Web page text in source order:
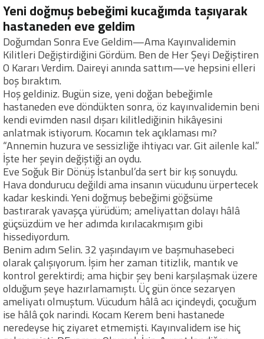
Yeni doğmuş bebeğimi kucağımda taşıyarak
hastaneden eve geldim
Doğumdan Sonra Eve Geldim—Ama Kayınvalidemin
Kilitleri Değiştirdiğini Gördüm. Ben de Her Şeyi Değiştiren
O Kararı Verdim. Daireyi anında sattım—ve hepsini elleri
boş bıraktım.
Hoş geldiniz. Bugün size, yeni doğan bebeğimle
hastaneden eve döndükten sonra, öz kayınvalidemin beni
kendi evimden nasıl dışarı kilitlediğinin hikâyesini
anlatmak istiyorum. Kocamın tek açıklaması mı?
“Annemin huzura ve sessizliğe ihtiyacı var. Git ailenle kal.”
İşte her şeyin değiştiği an oydu.
Eve Soğuk Bir Dönüş İstanbul’da sert bir kış sonuydu.
Hava dondurucu değildi ama insanın vücudunu ürpertecek
kadar keskindi. Yeni doğmuş bebeğimi göğsüme
bastırarak yavaşça yürüdüm; ameliyattan dolayı hâlâ
güçsüzdüm ve her adımda kırılacakmışım gibi
hissediyordum.
Benim adım Selin. 32 yaşındayım ve başmuhasebeci
olarak çalışıyorum. İşim her zaman titizlik, mantık ve
kontrol gerektirdi; ama hiçbir şey beni karşılaşmak üzere
olduğum şeye hazırlamamıştı. Üç gün önce sezaryen
ameliyatı olmuştum. Vücudum hâlâ acı içindeydi, çocuğum
ise hâlâ çok narindi. Kocam Kerem beni hastanede
neredeyse hiç ziyaret etmemişti. Kayınvalidem ise hiç